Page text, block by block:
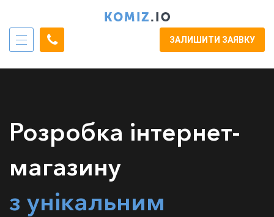
ЗАЛИШИТИ ЗАЯВКУ
Розробка інтернет-
магазину
з унікальним